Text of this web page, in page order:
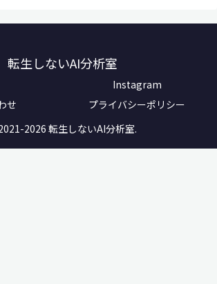
転生しないAI分析室
Instagram
せ
プライバシーポリシー
2026 転生しないAI分析室.